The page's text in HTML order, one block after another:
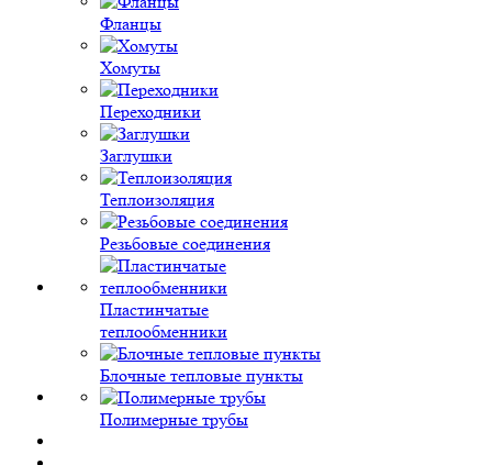
Фланцы
Хомуты
Переходники
Заглушки
Теплоизоляция
Резьбовые соединения
Пластинчатые
теплообменники
Блочные тепловые пункты
Полимерные трубы